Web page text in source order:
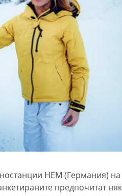
HEM (Германия) на
предпочитат
Двоен ръст на